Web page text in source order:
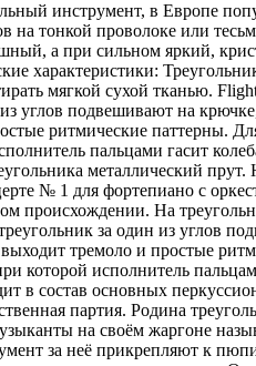
инструмент, в Европе
на тонкой проволоке или
а при сильном яркий,
характеристики:
мягкой сухой тканью.
углов подвешивают на
ритмические паттерны.
пальцами гасит
металлический
№ 1 для фортепиано с
происхождении. На
за один из углов
тремоло и простые
которой исполнитель
в состав основных
партия. Родина
на своём жаргоне
за неё прикрепляют к